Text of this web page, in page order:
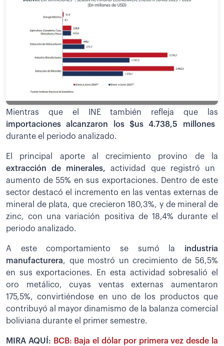
Mientras que el INE también refleja que las
importaciones alcanzaron los $us 4.738,5 millones
durante el periodo analizado.
El principal aporte al crecimiento provino de la
extracción de minerales,actividad que registró un
aumento de 55% en sus exportaciones. Dentro de este
sector destacó el incremento en las ventas externas de
mineral de plata, que crecieron 180,3%, y de mineral de
zinc, con una variación positiva de 18,4% durante el
periodo analizado.
A este comportamiento se sumó la industria
manufacturera, que mostró un crecimiento de 56,5%
en sus exportaciones. En esta actividad sobresalió el
oro metálico, cuyas ventas externas aumentaron
175,5%, convirtiéndose en uno de los productos que
contribuyó al mayor dinamismo de la balanza comercial
boliviana durante el primer semestre.
MIRA AQUÍ: BCB: Baja el dólar por primera vez desde la